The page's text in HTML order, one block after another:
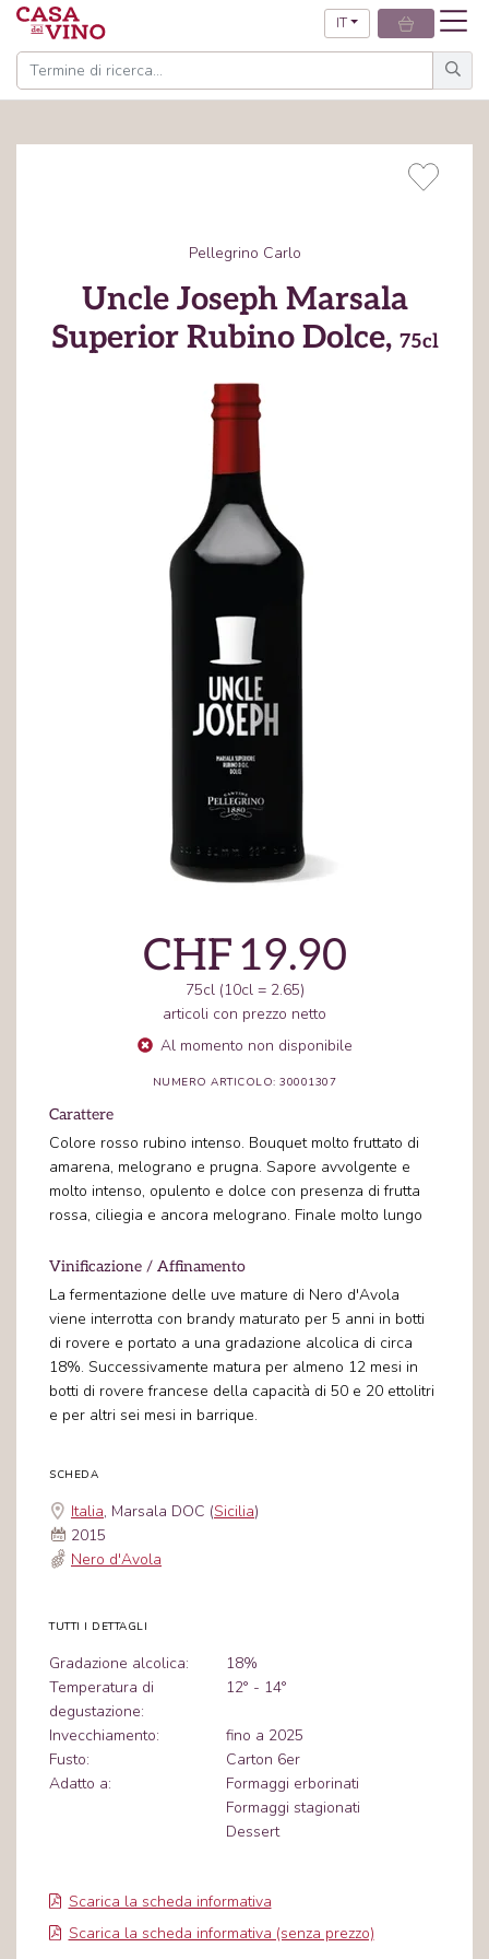
IT
Pellegrino Carlo
Uncle Joseph Marsala
Superior Rubino Dolce, 75cl
CHF19.90
75cl (10cl = 2.65)
articoli con prezzo netto
Al momento non disponibile
NUMERO ARTICOLO: 30001307
Carattere
Colore rosso rubino intenso. Bouquet molto fruttato di
amarena, melograno e prugna. Sapore avvolgente e
molto intenso, opulento e dolce con presenza di frutta
rossa, ciliegia e ancora melograno. Finale molto lungo
Vinificazione / Affinamento
La fermentazione delle uve mature di Nero d'Avola
viene interrotta con brandy maturato per 5 anni in botti
di rovere e portato a una gradazione alcolica di circa
18%. Successivamente matura per almeno 12 mesi in
botti di rovere francese della capacità di 50 e 20 ettolitri
e per altri sei mesi in barrique.
SCHEDA
Italia, Marsala DOC (Sicilia)
2015
Nero d'Avola
TUTTI I DETTAGLI
Gradazione alcolica:
18%
Temperatura di
degustazione:
12° - 14°
Invecchiamento:
fino a 2025
Fusto:
Carton 6er
Adatto a:
Formaggi erborinati
Formaggi stagionati
Dessert
Scarica la scheda informativa
Scarica la scheda informativa (senza prezzo)